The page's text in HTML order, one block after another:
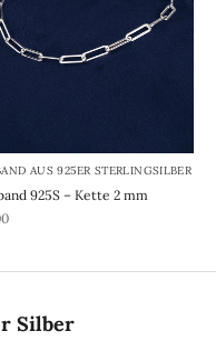
AUS 925ER STERLINGSILBER
925S – Kette 2 mm
Silber